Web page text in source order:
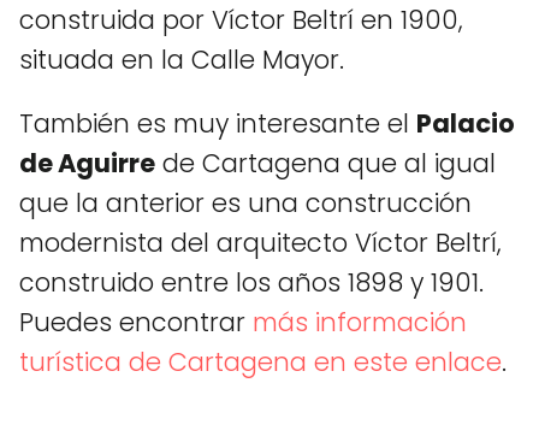
construida por Víctor Beltrí en 1900,
situada en la Calle Mayor.
También es muy interesante el Palacio
de Aguirre de Cartagena que al igual
que la anterior es una construcción
modernista del arquitecto Víctor Beltrí,
construido entre los años 1898 y 1901.
Puedes encontrar más información
turística de Cartagena en este enlace.